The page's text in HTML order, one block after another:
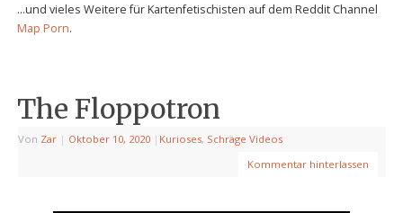
…und vieles Weitere für Kartenfetischisten auf dem Reddit Channel
Map Porn.
The Floppotron
Von Zar | Oktober 10, 2020 | Kurioses, Schräge Videos
Kommentar hinterlassen